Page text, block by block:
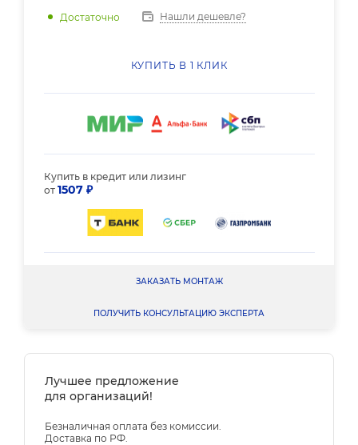
Достаточно Нашли дешевле?
КУПИТЬ В 1 КЛИК
Купить в кредит или лизинг
от 1507 ₽
ЗАКАЗАТЬ МОНТАЖ
ПОЛУЧИТЬ КОНСУЛЬТАЦИЮ ЭКСПЕРТА
Лучшее предложение
для организаций!
Безналичная оплата без комиссии.
Доставка по РФ.